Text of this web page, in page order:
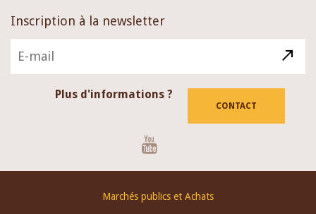
Inscription à la newsletter
Plus d'informations ?
CONTACT
Marchés publics et Achats